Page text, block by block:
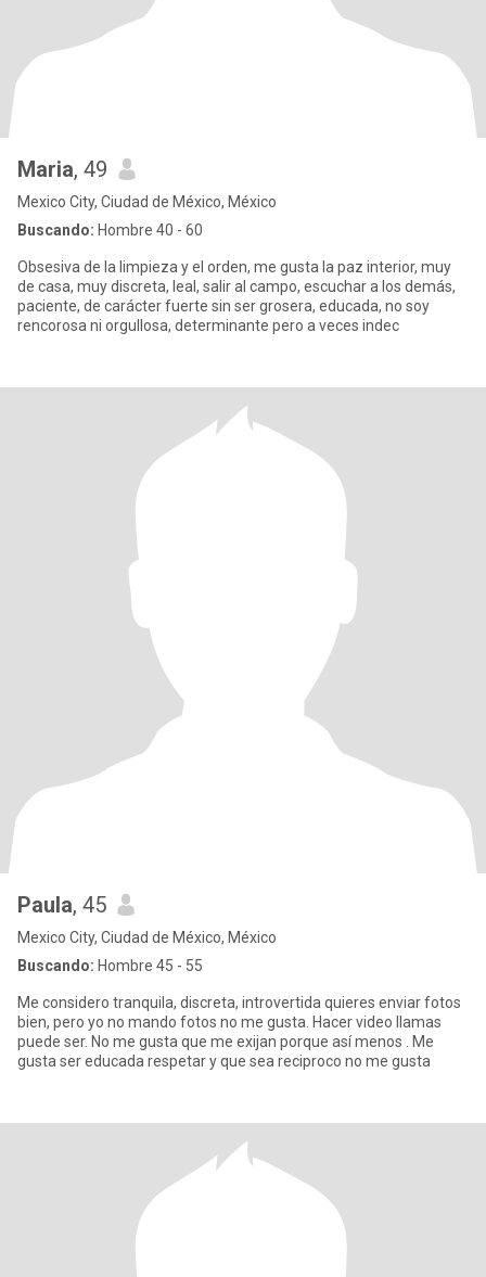
Maria, 49
Mexico City, Ciudad de México, México
Buscando: Hombre 40 - 60
Obsesiva de la limpieza y el orden, me gusta la paz interior, muy
de casa, muy discreta, leal, salir al campo, escuchar a los demás,
paciente, de carácter fuerte sin ser grosera, educada, no soy
rencorosa ni orgullosa, determinante pero a veces indec
Paula, 45
Mexico City, Ciudad de México, México
Buscando: Hombre 45 - 55
Me considero tranquila, discreta, introvertida quieres enviar fotos
bien, pero yo no mando fotos no me gusta. Hacer video llamas
puede ser. No me gusta que me exijan porque así menos . Me
gusta ser educada respetar y que sea reciproco no me gusta